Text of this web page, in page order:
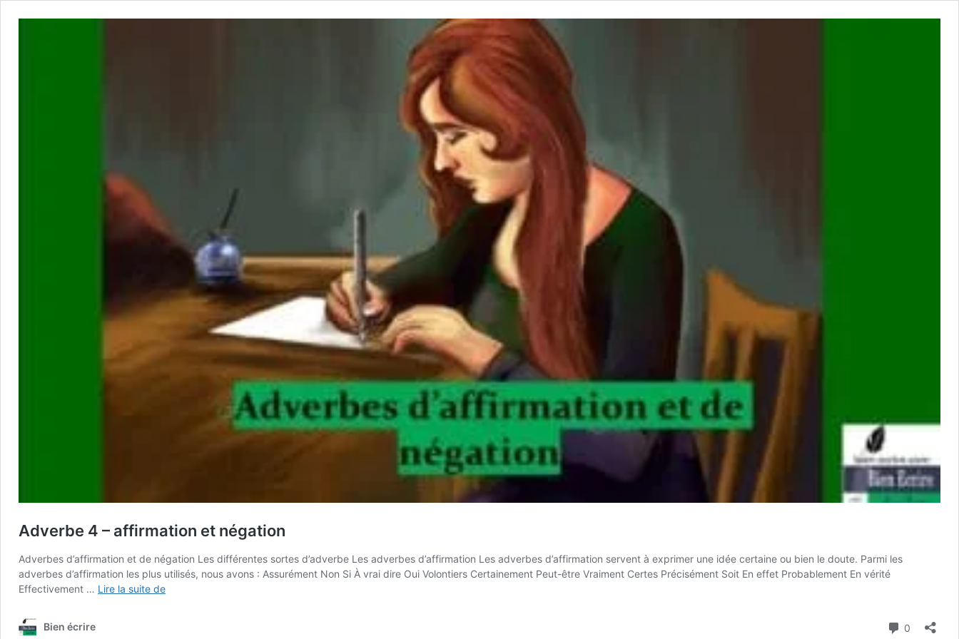
Adverbe 4 – affirmation et négation
Adverbes d’affirmation et de négation Les différentes sortes d’adverbe Les adverbes d’affirmation Les adverbes d’affirmation servent à exprimer une idée certaine ou bien le doute. Parmi les
adverbes d’affirmation les plus utilisés, nous avons : Assurément Non Si À vrai dire Oui Volontiers Certainement Peut-être Vraiment Certes Précisément Soit En effet Probablement En vérité
Effectivement … Lire la suite deAdverbe
Bien écrire 0